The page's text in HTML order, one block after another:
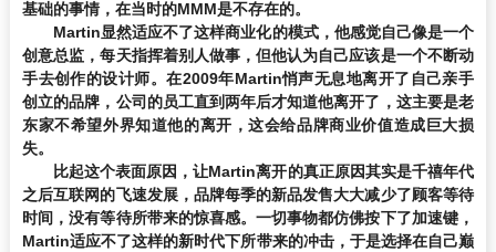
基础的事情，在当时的MMM是不存在的。
Martin显然适应不了这样商业化的模式，他感觉自己像是一个
创意总监，每天指挥着别人做事，但他认为自己应该是一个不断动
手去创作的设计师。在2009年Martin悄声无息地离开了自己亲手
创立的品牌，公司的员工直到两年后才知道他离开了，这主要是老
东家不希望外界知道他的离开，这会给品牌商业价值造成巨大损
失。
比起这个表面原因，让Martin离开的真正原因其实是千禧年代
之后互联网的飞速发展，品牌每季的新品发售大大减少了顾客等待
时间，没有等待所带来的惊喜感。一切事物都仿佛按下了加速键，
Martin适应不了这样的新时代下所带来的冲击，于是选择在自己巅